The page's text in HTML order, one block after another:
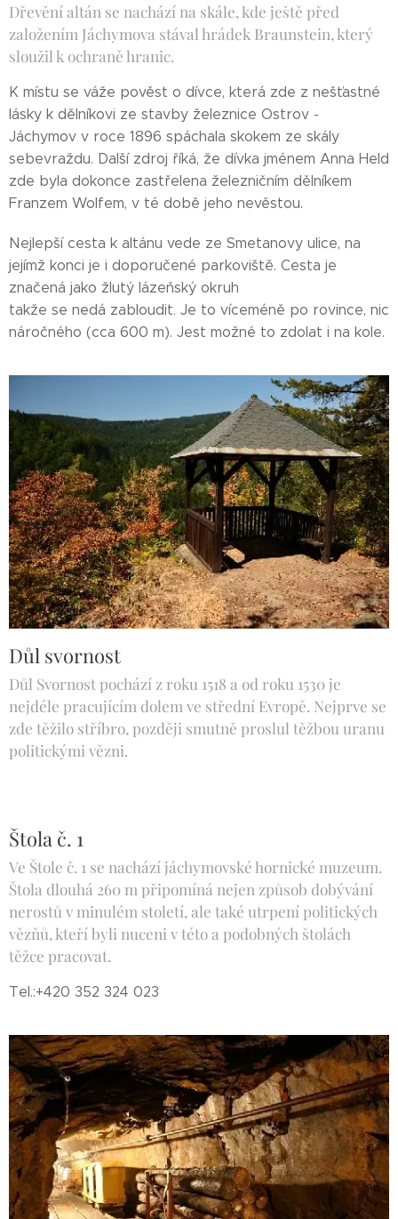
Dřevění altán se nachází na skále, kde ještě před
založením Jáchymova stával hrádek Braunstein, který
sloužil k ochraně hranic.
K místu se váže pověst o dívce, která zde z nešťastné
lásky k dělníkovi ze stavby železnice Ostrov -
Jáchymov v roce 1896 spáchala skokem ze skály
sebevraždu. Další zdroj říká, že dívka jménem Anna Held
zde byla dokonce zastřelena železničním dělníkem
Franzem Wolfem, v té době jeho nevěstou.
Nejlepší cesta k altánu vede ze Smetanovy ulice, na
jejímž konci je i doporučené parkoviště. Cesta je
značená jako žlutý lázeňský okruh
takže se nedá zabloudit. Je to víceméně po rovince, nic
náročného (cca 600 m). Jest možné to zdolat i na kole.
Důl svornost
Důl Svornost pochází z roku 1518 a od roku 1530 je
nejdéle pracujícím dolem ve střední Evropě. Nejprve se
zde těžilo stříbro, později smutně proslul těžbou uranu
politickými vězni.
Štola č. 1
Ve Štole č. 1 se nachází jáchymovské hornické muzeum.
Štola dlouhá 260 m připomíná nejen způsob dobývání
nerostů v minulém století, ale také utrpení politických
vězňů, kteří byli nuceni v této a podobných štolách
těžce pracovat.
Tel.:+420 352 324 023